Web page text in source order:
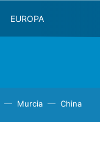
EUROPA
Murcia China